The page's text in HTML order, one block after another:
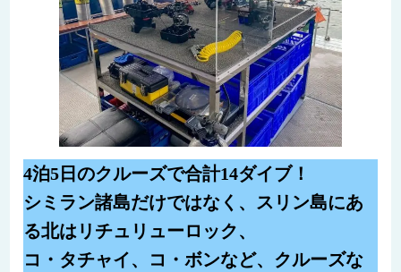
4泊5日のクルーズで合計14ダイブ！
シミラン諸島だけではなく、スリン島にあ
る北はリチュリューロック、
コ・タチャイ、コ・ボンなど、クルーズな